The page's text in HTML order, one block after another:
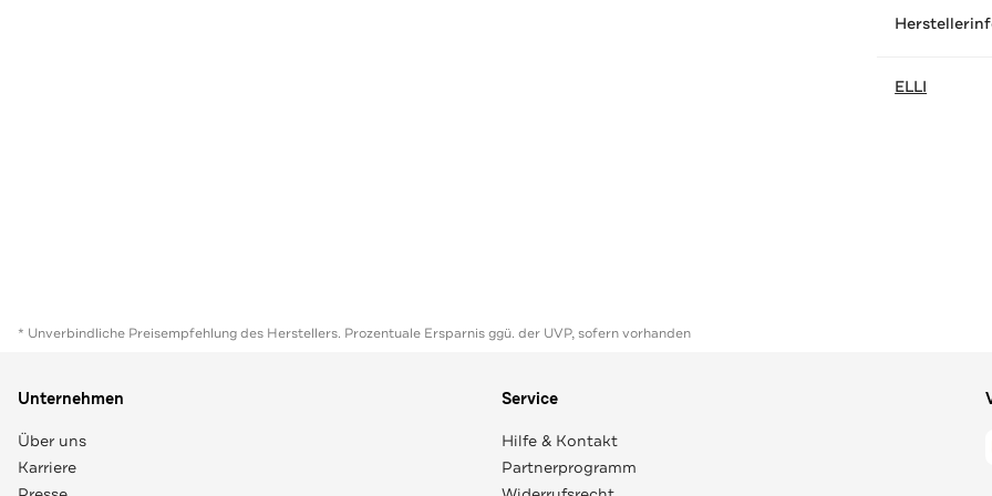
ELLI
* Unverbindliche Preisempfehlung des Herstellers. Prozentuale Ersparnis ggü. der UVP, sofern vorhanden
Unternehmen
Über uns
Karriere
Service
Hilfe & Kontakt
Partnerprogramm